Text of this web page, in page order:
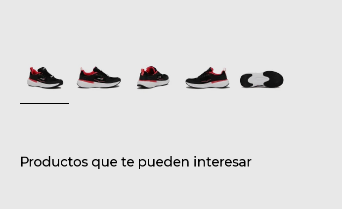
Productos que te pueden interesar